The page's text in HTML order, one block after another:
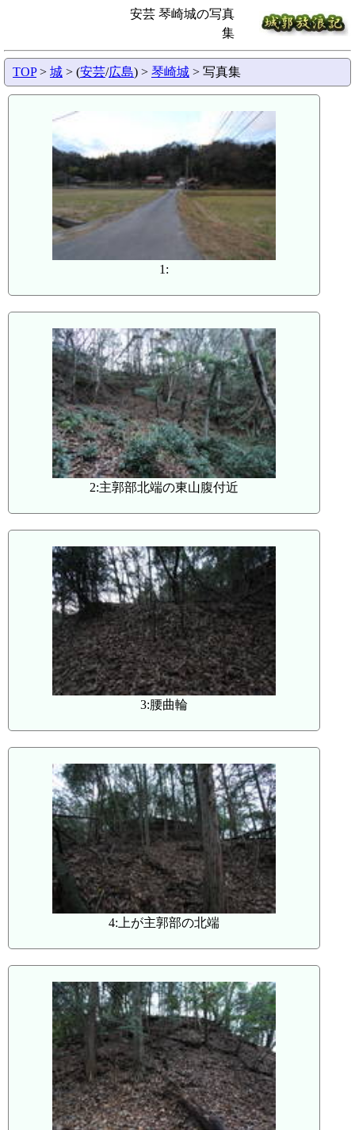
安芸 琴崎城の写真
集
TOP> 城 > (安芸/広島) > 琴崎城 > 写真集
1:
2:主郭部北端の東山腹付近
3:腰曲輪
4:上が主郭部の北端